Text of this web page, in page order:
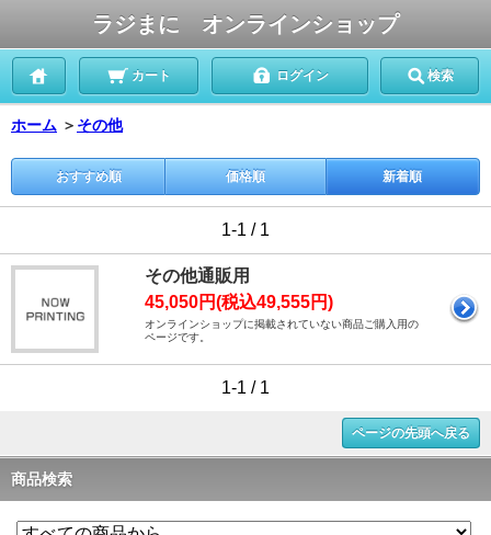
ラジまに オンラインショップ
カート ログイン 検索
ホーム ＞ その他
おすすめ順 価格順 新着順
1-1 / 1
その他通販用
45,050円(税込49,555円)
オンラインショップに掲載されていない商品ご購入用の
ページです。
1-1 / 1
ページの先頭へ戻る
商品検索